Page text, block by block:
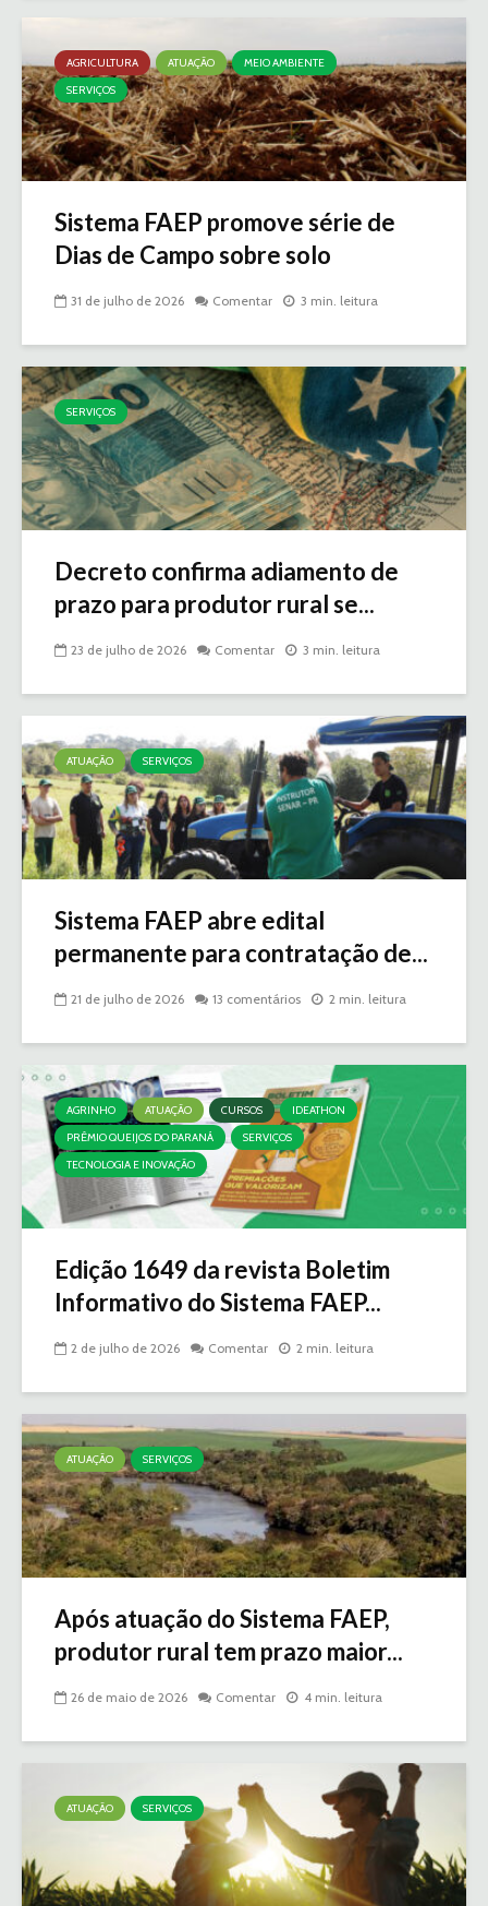
AGRICULTURA ATUAÇÃO
MEIO AMBIENTE
SERVIÇOS
Sistema FAEP promove série de
Dias de Campo sobre solo
31 de julho de 2026 Comentar 3 min. leitura
SERVIÇOS
Decreto confirma adiamento de
prazo para produtor rural se...
23 de julho de 2026 Comentar 3 min. leitura
ATUAÇÃO SERVIÇOS
Sistema FAEP abre edital
permanente para contratação de...
21 de julho de 2026 13 comentários 2 min. leitura
AGRINHO ATUAÇÃO CURSOS
IDEATHON
PRÊMIO QUEIJOS DO PARANÁ
SERVIÇOS
TECNOLOGIA E INOVAÇÃO
Edição 1649 da revista Boletim
Informativo do Sistema FAEP...
2 de julho de 2026 Comentar 2 min. leitura
ATUAÇÃO SERVIÇOS
Após atuação do Sistema FAEP,
produtor rural tem prazo maior...
26 de maio de 2026 Comentar 4 min. leitura
ATUAÇÃO SERVIÇOS